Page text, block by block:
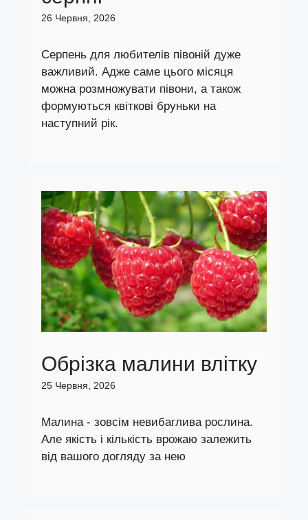
26 Червня, 2026
Серпень для любителів півоній дуже
важливий. Адже саме цього місяця
можна розмножувати півони, а також
формуються квіткові бруньки на
наступний рік.
Обрізка малини влітку
25 Червня, 2026
Малина - зовсім невибаглива рослина.
Але якість і кількість врожаю залежить
від вашого догляду за нею